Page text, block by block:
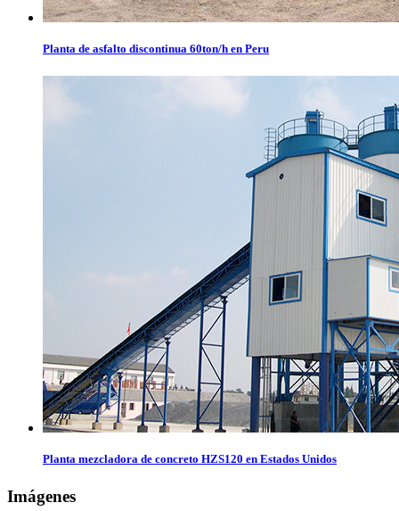
Planta de asfalto discontinua 60ton/h en Peru
Planta mezcladora de concreto HZS120 en Estados Unidos
Imágenes